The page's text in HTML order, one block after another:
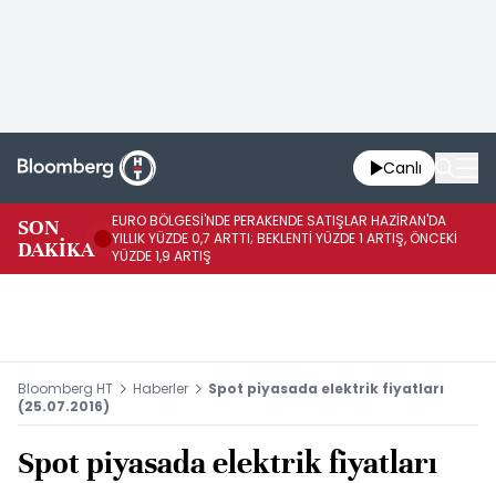
Canlı
SON
DAKİKA
EURO BÖLGESİ'NDE PERAKENDE SATIŞLAR HAZİRAN'DA
YILLIK YÜZDE 0,7 ARTTI; BEKLENTİ YÜZDE 1 ARTIŞ, ÖNCEKİ
YÜZDE 1,9 ARTIŞ
Bloomberg HT Haberler
Spot piyasada elektrik fiyatları
(25.07.2016)
Spot piyasada elektrik fiyatları